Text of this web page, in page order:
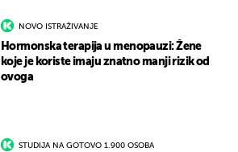
NOVO ISTRAŽIVANJE
Hormonska terapija u menopauzi: Žene
koje je koriste imaju znatno manji rizik od
ovoga
STUDIJA NA GOTOVO 1.900 OSOBA